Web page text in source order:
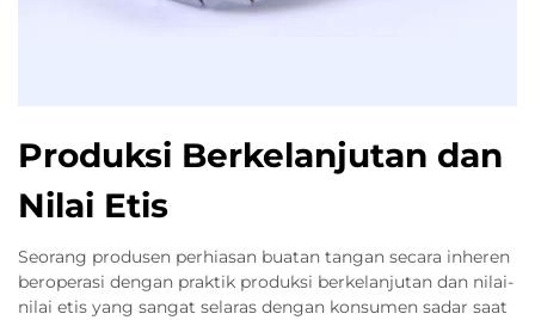
Produksi Berkelanjutan dan
Nilai Etis
Seorang produsen perhiasan buatan tangan secara inheren
beroperasi dengan praktik produksi berkelanjutan dan nilai-
nilai etis yang sangat selaras dengan konsumen sadar saat